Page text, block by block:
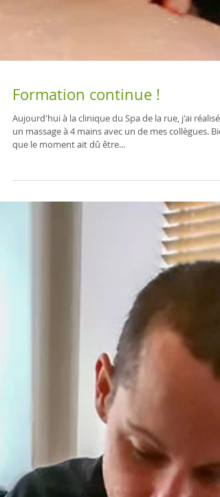
Formation continue !
Aujourd'hui à la clinique du Spa de la rue, j'ai réalisé